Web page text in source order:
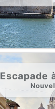
Escapade